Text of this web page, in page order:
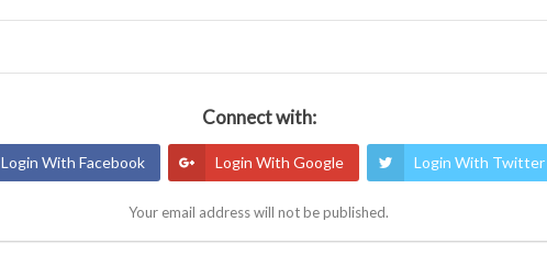
Connect with:
Login With Facebook Login With Google Login With Twitter
Your email address will not be published.